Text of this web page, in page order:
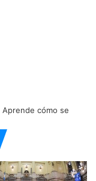
Aprende cómo se